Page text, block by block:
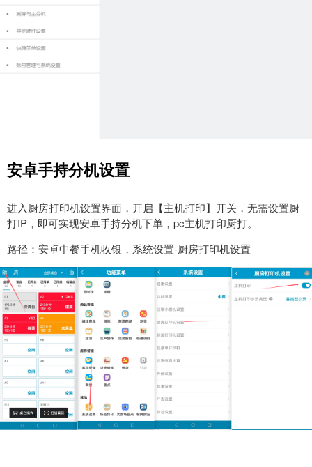
安卓手持分机设置
进入厨房打印机设置界面，开启【主机打印】开关，无需设置厨
打IP，即可实现安卓手持分机下单，pc主机打印厨打。
路径：安卓中餐手机收银，系统设置-厨房打印机设置